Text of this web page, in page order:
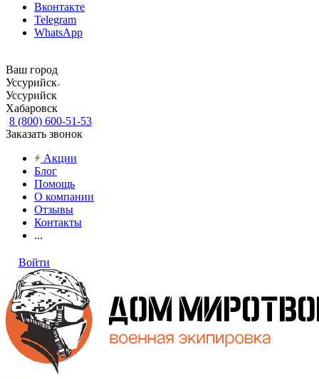
Вконтакте
Telegram
WhatsApp
Ваш город
Уссурийск
Уссурийск
Хабаровск
8 (800) 600-51-53
Заказать звонок
Акции
Блог
Помощь
О компании
Отзывы
Контакты
...
Войти